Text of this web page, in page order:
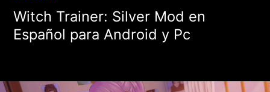
Witch Trainer: Silver Mod en
Español para Android y Pc